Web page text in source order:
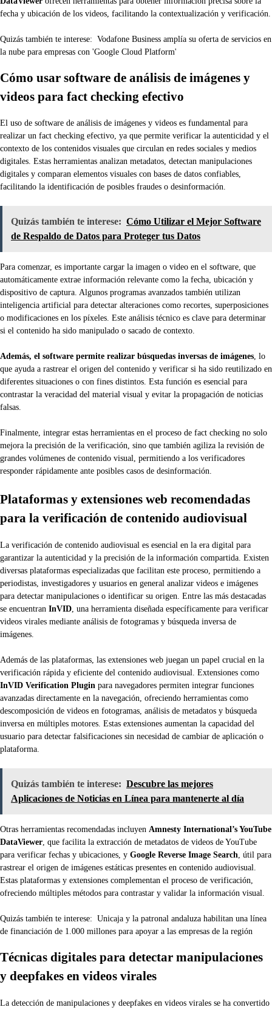
fecha y ubicación de los videos, facilitando la contextualización y verificación.
Quizás también te interese: Vodafone Business amplía su oferta de servicios en
la nube para empresas con 'Google Cloud Platform'
Cómo usar software de análisis de imágenes y
videos para fact checking efectivo
El uso de software de análisis de imágenes y videos es fundamental para
realizar un fact checking efectivo, ya que permite verificar la autenticidad y el
contexto de los contenidos visuales que circulan en redes sociales y medios
digitales. Estas herramientas analizan metadatos, detectan manipulaciones
digitales y comparan elementos visuales con bases de datos confiables,
facilitando la identificación de posibles fraudes o desinformación.
Quizás también te interese: Cómo Utilizar el Mejor Software
de Respaldo de Datos para Proteger tus Datos
Para comenzar, es importante cargar la imagen o video en el software, que
automáticamente extrae información relevante como la fecha, ubicación y
dispositivo de captura. Algunos programas avanzados también utilizan
inteligencia artificial para detectar alteraciones como recortes, superposiciones
o modificaciones en los píxeles. Este análisis técnico es clave para determinar
si el contenido ha sido manipulado o sacado de contexto.
Además, el software permite realizar búsquedas inversas de imágenes, lo
que ayuda a rastrear el origen del contenido y verificar si ha sido reutilizado en
diferentes situaciones o con fines distintos. Esta función es esencial para
contrastar la veracidad del material visual y evitar la propagación de noticias
falsas.
Finalmente, integrar estas herramientas en el proceso de fact checking no solo
mejora la precisión de la verificación, sino que también agiliza la revisión de
grandes volúmenes de contenido visual, permitiendo a los verificadores
responder rápidamente ante posibles casos de desinformación.
Plataformas y extensiones web recomendadas
para la verificación de contenido audiovisual
La verificación de contenido audiovisual es esencial en la era digital para
garantizar la autenticidad y la precisión de la información compartida. Existen
diversas plataformas especializadas que facilitan este proceso, permitiendo a
periodistas, investigadores y usuarios en general analizar videos e imágenes
para detectar manipulaciones o identificar su origen. Entre las más destacadas
se encuentran InVID , una herramienta diseñada específicamente para verificar
videos virales mediante análisis de fotogramas y búsqueda inversa de
imágenes.
Además de las plataformas, las extensiones web juegan un papel crucial en la
verificación rápida y eficiente del contenido audiovisual. Extensiones como
InVID Verification Plugin para navegadores permiten integrar funciones
avanzadas directamente en la navegación, ofreciendo herramientas como
descomposición de videos en fotogramas, análisis de metadatos y búsqueda
inversa en múltiples motores. Estas extensiones aumentan la capacidad del
usuario para detectar falsificaciones sin necesidad de cambiar de aplicación o
plataforma.
Quizás también te interese: Descubre las mejores
Aplicaciones de Noticias en Línea para mantenerte al día
Otras herramientas recomendadas incluyen Amnesty International’s YouTube
DataViewer , que facilita la extracción de metadatos de videos de YouTube
para verificar fechas y ubicaciones, y Google Reverse Image Search , útil para
rastrear el origen de imágenes estáticas presentes en contenido audiovisual.
Estas plataformas y extensiones complementan el proceso de verificación,
ofreciendo múltiples métodos para contrastar y validar la información visual.
Quizás también te interese: Unicaja y la patronal andaluza habilitan una línea
de financiación de 1.000 millones para apoyar a las empresas de la región
Técnicas digitales para detectar manipulaciones
y deepfakes en videos virales
La detección de manipulaciones y deepfakes en videos virales se ha convertido